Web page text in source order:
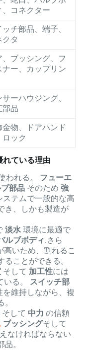
、コネクター
ッチ部品、端子、
クタ
、ブッシング、フ
ナー、カップリン
サーハウジング、
部品
金物、ドアハンド
ロック
れている理由
われる。 フューエ
部品そのため 強
ステムで一般的な高
き、しかも製造が
淡水環境に最適で
ルブボディ.さら
高いため、割れるこ
ることができる。
そして 加工性には
いる。
スイッチ部
を維持しながら、複
そして 中力 の信頼
ブッシングそして
なければならない
。